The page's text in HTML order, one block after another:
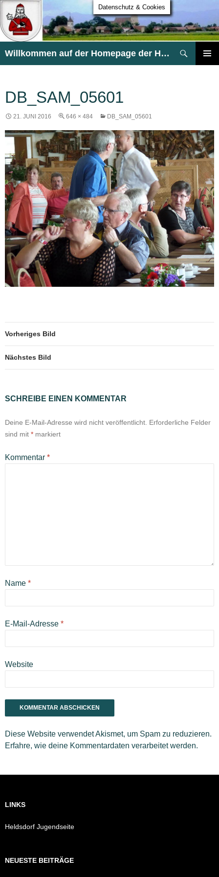
Willkommen auf der Homepage der HG Heldsdorf
DB_SAM_05601
21. JUNI 2016 646 × 484 DB_SAM_05601
Vorheriges Bild
Nächstes Bild
SCHREIBE EINEN KOMMENTAR
Deine E-Mail-Adresse wird nicht veröffentlicht. Erforderliche Felder
sind mit * markiert
Kommentar *
Name *
E-Mail-Adresse *
Website
Diese Website verwendet Akismet, um Spam zu reduzieren.
Erfahre, wie deine Kommentardaten verarbeitet werden.
LINKS
Heldsdorf Jugendseite
NEUESTE BEITRÄGE
Datenschutz & Cookies